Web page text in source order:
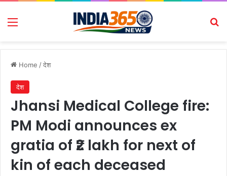
Menu
Home /देश
देश
Jhansi Medical College fire:
PM Modi announces ex
gratia of ₹2 lakh for next of
kin of each deceased